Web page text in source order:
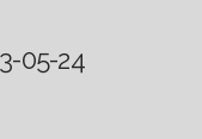
05-24